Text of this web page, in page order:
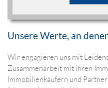
Unsere Werte, an
Wir engagieren uns mit
Zusammenarbeit mit ihren
Immobilienkäufern und